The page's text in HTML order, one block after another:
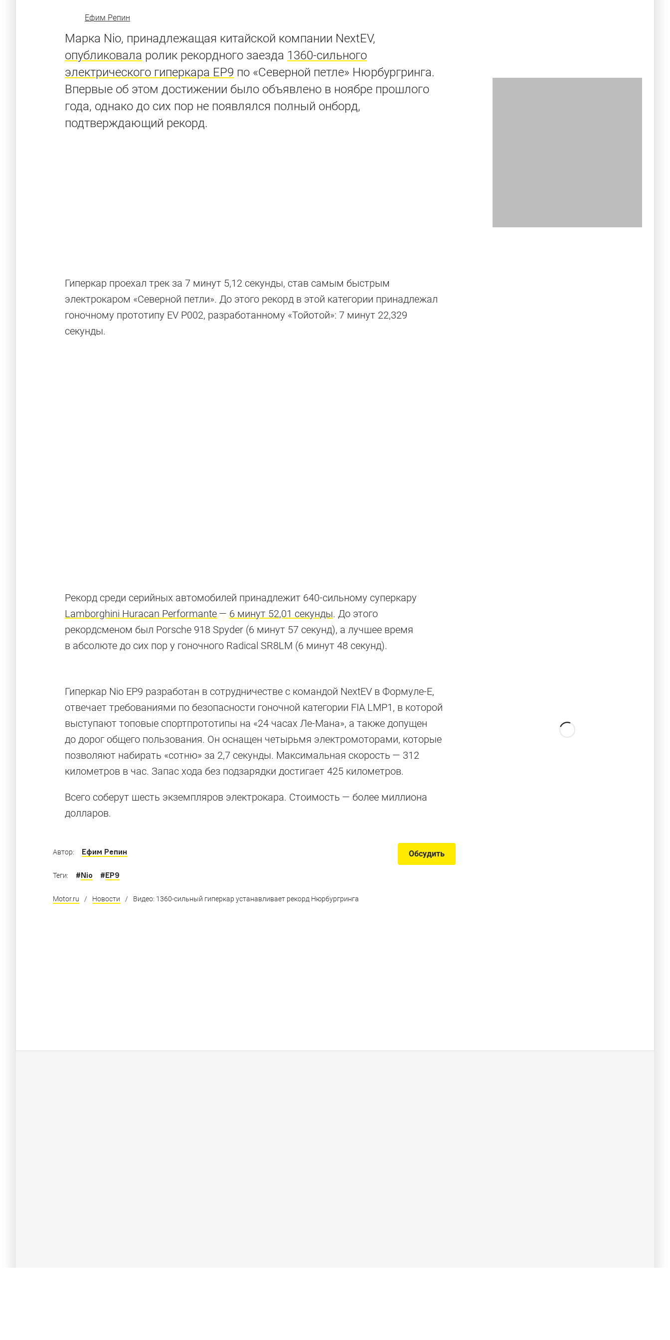
Ефим Репин
Марка Nio, принадлежащая китайской компании NextEV,
опубликовала ролик рекордного заезда 1360-сильного
электрического гиперкара EP9 по «Северной петле» Нюрбургринга.
Впервые об этом достижении было объявлено в ноябре прошлого
года, однако до сих пор не появлялся полный онборд,
подтверждающий рекорд.
Гиперкар проехал трек за 7 минут 5,12 секунды, став самым быстрым
электрокаром «Северной петли». До этого рекорд в этой категории принадлежал
гоночному прототипу EV P002, разработанному «Тойотой»: 7 минут 22,329
секунды.
Рекорд среди серийных автомобилей принадлежит 640-сильному суперкару
Lamborghini Huracan Performante — 6 минут 52,01 секунды. До этого
рекордсменом был Porsche 918 Spyder (6 минут 57 секунд), а лучшее время
в абсолюте до сих пор у гоночного Radical SR8LM (6 минут 48 секунд).
Гиперкар Nio EP9 разработан в сотрудничестве с командой NextEV в Формуле-Е,
отвечает требованиями по безопасности гоночной категории FIA LMP1, в которой
выступают топовые спортпрототипы на «24 часах Ле-Мана», а также допущен
до дорог общего пользования. Он оснащен четырьмя электромоторами, которые
позволяют набирать «сотню» за 2,7 секунды. Максимальная скорость — 312
километров в час. Запас хода без подзарядки достигает 425 километров.
Всего соберут шесть экземпляров электрокара. Стоимость — более миллиона
долларов.
Обсудить
Автор: Ефим Репин
Теги: #Nio #EP9
Motor.ru / Новости / Видео: 1360-сильный гиперкар устанавливает рекорд Нюрбургринга